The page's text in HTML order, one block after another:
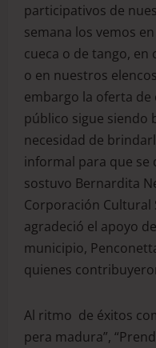
participativos de
semana los vemos
cueca o de tango, en
o en nuestros
embargo la oferta de
público sigue siendo
necesidad de
informal para que se
sostuvo Bernardita
Corporación Cultural
agradeció el apoyo
municipio,
quienes
Al ritmo de éxitos
pera madura”,